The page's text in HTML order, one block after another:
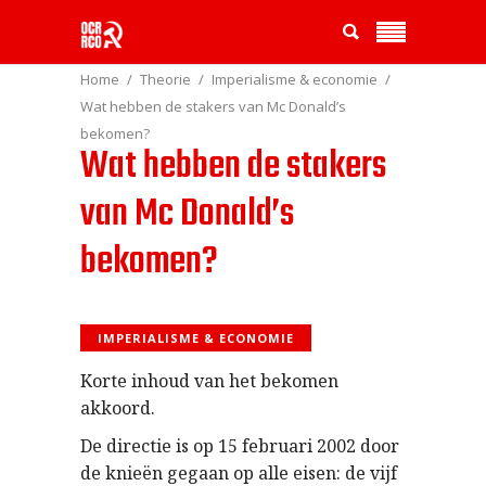
Home Theorie
Imperialisme & economie
Wat hebben de stakers van Mc Donald’s
bekomen?
Wat hebben de stakers
van Mc Donald’s
bekomen?
IMPERIALISME & ECONOMIE
Korte inhoud van het bekomen
akkoord.
De directie is op 15 februari 2002 door
de knieën gegaan op alle eisen: de vijf